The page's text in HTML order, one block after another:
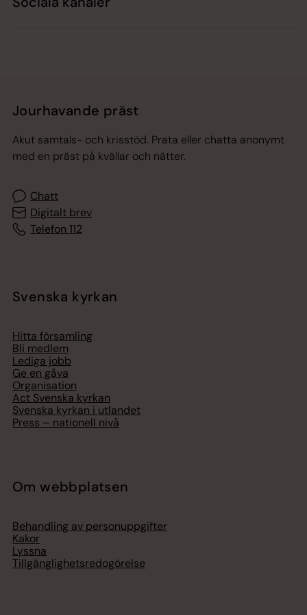
Jourhavande präst
Akut samtals- och krisstöd. Prata eller chatta anonymt
med en präst på kvällar och nätter.
Chatt
Digitalt brev
Telefon 112
Svenska kyrkan
Hitta församling
Bli medlem
Lediga jobb
Ge en gåva
Organisation
Act Svenska kyrkan
Svenska kyrkan i utlandet
Press – nationell nivå
Om webbplatsen
Behandling av personuppgifter
Kakor
Lyssna
Tillgänglighetsredogörelse